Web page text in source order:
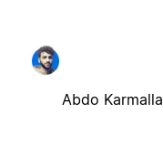
Abdo Karmalla